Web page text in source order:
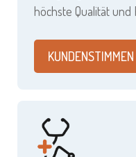
höchste Qualität